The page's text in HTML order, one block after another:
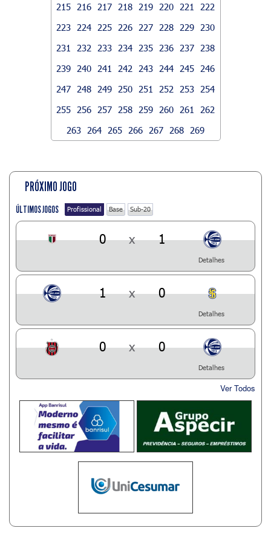
215
216 217 218 219 220 221
222
223
224 225 226 227 228 229
230
231
232 233 234 235 236 237
238
239
240 241 242 243 244 245
246
247
248 249 250 251 252 253
254
255
256 257 258 259 260 261
262
263
264 265 266 267 268 269
PRÓXIMO JOGO
ÚLTIMOS JOGOS Profissional Base Sub-20
0 x 1
Detalhes
1 x 0
Detalhes
0 x 0
Detalhes
Ver Todos